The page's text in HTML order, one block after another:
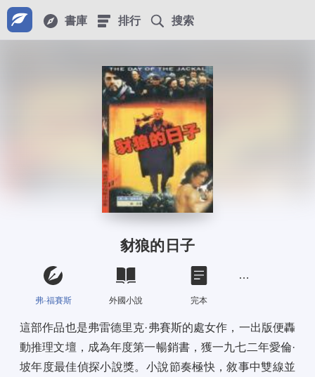
書庫 排行 搜索
豺狼的日子
弗·福賽斯 外國小說 完本
這部作品也是弗雷德里克·弗賽斯的處女作，一出版便轟
動推理文壇，成為年度第一暢銷書，獲一九七二年愛倫·
坡年度最佳偵探小說獎。小說節奏極快，敘事中雙線並